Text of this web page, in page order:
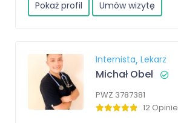
Pokaż profil Umów wizytę
Internista Lekarz
Michał Obel
PWZ 3787381
12 Opinie